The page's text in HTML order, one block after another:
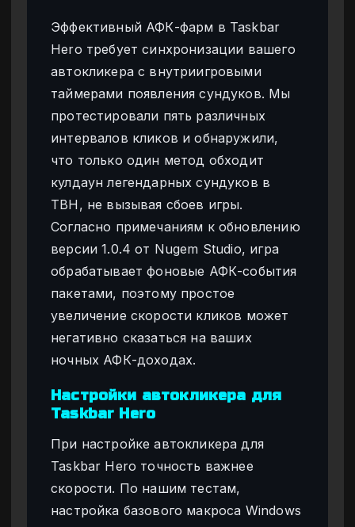
Эффективный АФК-фарм в Taskbar
Hero требует синхронизации вашего
автокликера с внутриигровыми
таймерами появления сундуков. Мы
протестировали пять различных
интервалов кликов и обнаружили,
что только один метод обходит
кулдаун легендарных сундуков в
TBH, не вызывая сбоев игры.
Согласно примечаниям к обновлению
версии 1.0.4 от Nugem Studio, игра
обрабатывает фоновые АФК-события
пакетами, поэтому простое
увеличение скорости кликов может
негативно сказаться на ваших
ночных АФК-доходах.
Настройки автокликера для
Taskbar Hero
При настройке автокликера для
Taskbar Hero точность важнее
скорости. По нашим тестам,
настройка базового макроса Windows